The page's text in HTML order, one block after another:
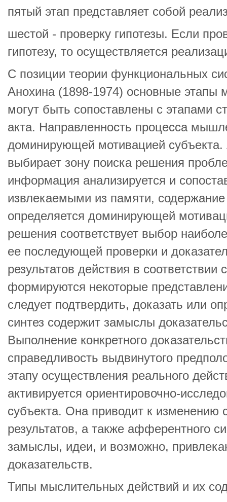
пятый этап представляет собой
шестой - проверку гипотезы. Если
гипотезу, то осуществляется
С позиции теории функциональных
Анохина (1898-1974) основные этапы
могут быть сопоставлены с этапами
акта. Направленность процесса
доминирующей мотивацией
выбирает зону поиска решения
информация анализируется и
извлекаемыми из памяти,
определяется доминирующей
решения соответствует выбор
ее последующей проверки и
результатов действия в соответствии
формируются некоторые
следует подтвердить, доказать или
синтез содержит замыслы
Выполнение конкретного
справедливость выдвинутого
этапу осуществления реального
активируется ориентировочно-
субъекта. Она приводит к изменению
результатов, а также афферентного
замыслы, идеи, и возможно,
доказательств.
Типы мыслительных действий и их